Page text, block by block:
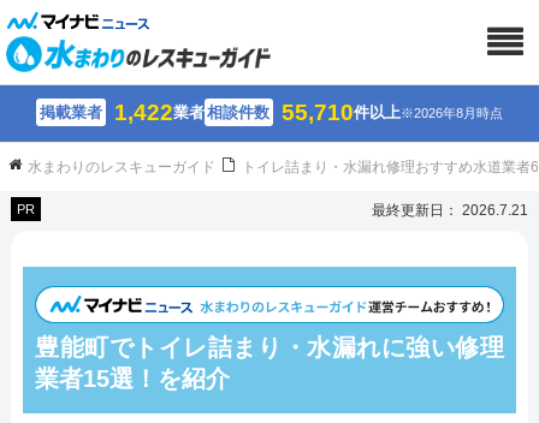
掲載業者 1,422業者相談件数 55,710件以上※2026年8月時点
水まわりのレスキューガイド トイレ詰まり・水漏れ修理おすすめ水道業
PR 最終更新日： 2026.7.21
豊能町でトイレ詰まり・水漏れに強い修理
業者15選！を紹介